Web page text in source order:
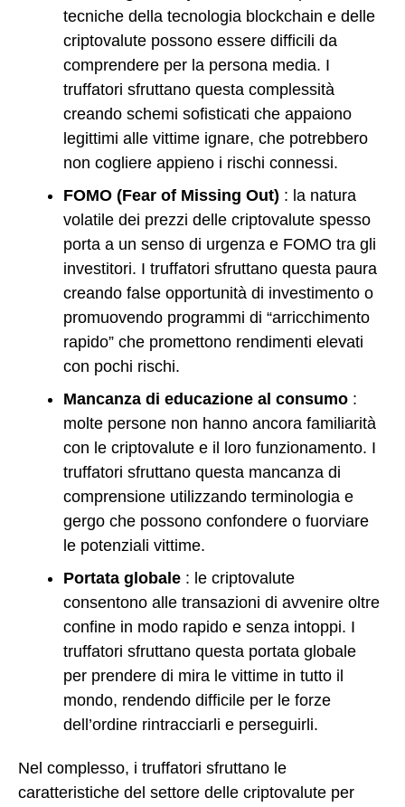
tecniche della tecnologia blockchain e delle
criptovalute possono essere difficili da
comprendere per la persona media. I
truffatori sfruttano questa complessità
creando schemi sofisticati che appaiono
legittimi alle vittime ignare, che potrebbero
non cogliere appieno i rischi connessi.
FOMO (Fear of Missing Out) : la natura
volatile dei prezzi delle criptovalute spesso
porta a un senso di urgenza e FOMO tra gli
investitori. I truffatori sfruttano questa paura
creando false opportunità di investimento o
promuovendo programmi di “arricchimento
rapido” che promettono rendimenti elevati
con pochi rischi.
Mancanza di educazione al consumo :
molte persone non hanno ancora familiarità
con le criptovalute e il loro funzionamento. I
truffatori sfruttano questa mancanza di
comprensione utilizzando terminologia e
gergo che possono confondere o fuorviare
le potenziali vittime.
Portata globale : le criptovalute
consentono alle transazioni di avvenire oltre
confine in modo rapido e senza intoppi. I
truffatori sfruttano questa portata globale
per prendere di mira le vittime in tutto il
mondo, rendendo difficile per le forze
dell’ordine rintracciarli e perseguirli.
Nel complesso, i truffatori sfruttano le
caratteristiche del settore delle criptovalute per